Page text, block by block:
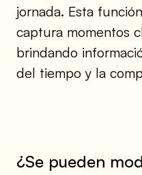
jornada. Esta
captura momentos
brindando
del tiempo y la
¿Se pueden